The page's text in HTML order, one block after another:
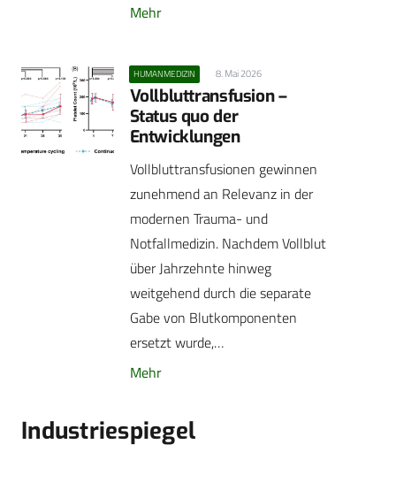
Mehr
HUMANMEDIZIN 8. Mai 2026
Vollbluttransfusion –
Status quo der
Entwicklungen
Vollbluttransfusionen gewinnen
zunehmend an Relevanz in der
modernen Trauma- und
Notfallmedizin. Nachdem Vollblut
über Jahrzehnte hinweg
weitgehend durch die separate
Gabe von Blutkomponenten
ersetzt wurde,…
Mehr
Industriespiegel